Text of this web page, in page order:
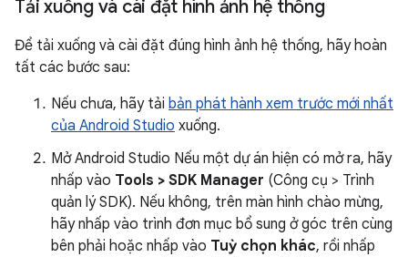
Tải xuống và cài đặt hình ảnh hệ thống
Để tải xuống và cài đặt đúng hình ảnh hệ thống, hãy hoàn
tất các bước sau:
Nếu chưa, hãy tải bản phát hành xem trước mới nhất
của Android Studio xuống.
Mở Android Studio Nếu một dự án hiện có mở ra, hãy
nhấp vào Tools > SDK Manager (Công cụ > Trình
quản lý SDK). Nếu không, trên màn hình chào mừng,
hãy nhấp vào trình đơn mục bổ sung ở góc trên cùng
bên phải hoặc nhấp vào Tuỳ chọn khác, rồi nhấp